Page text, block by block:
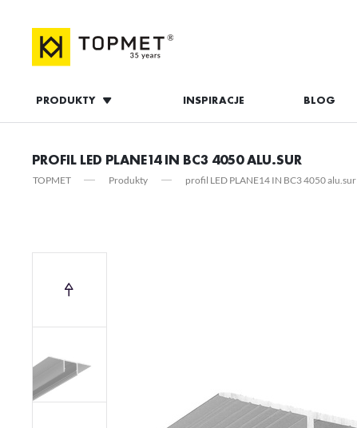
PRODUKTY INSPIRACJE BLOG
PROFIL LED PLANE14 IN BC3 4050 ALU.SUR
TOPMET Produkty profil LED PLANE14 IN BC3 4050 alu.sur